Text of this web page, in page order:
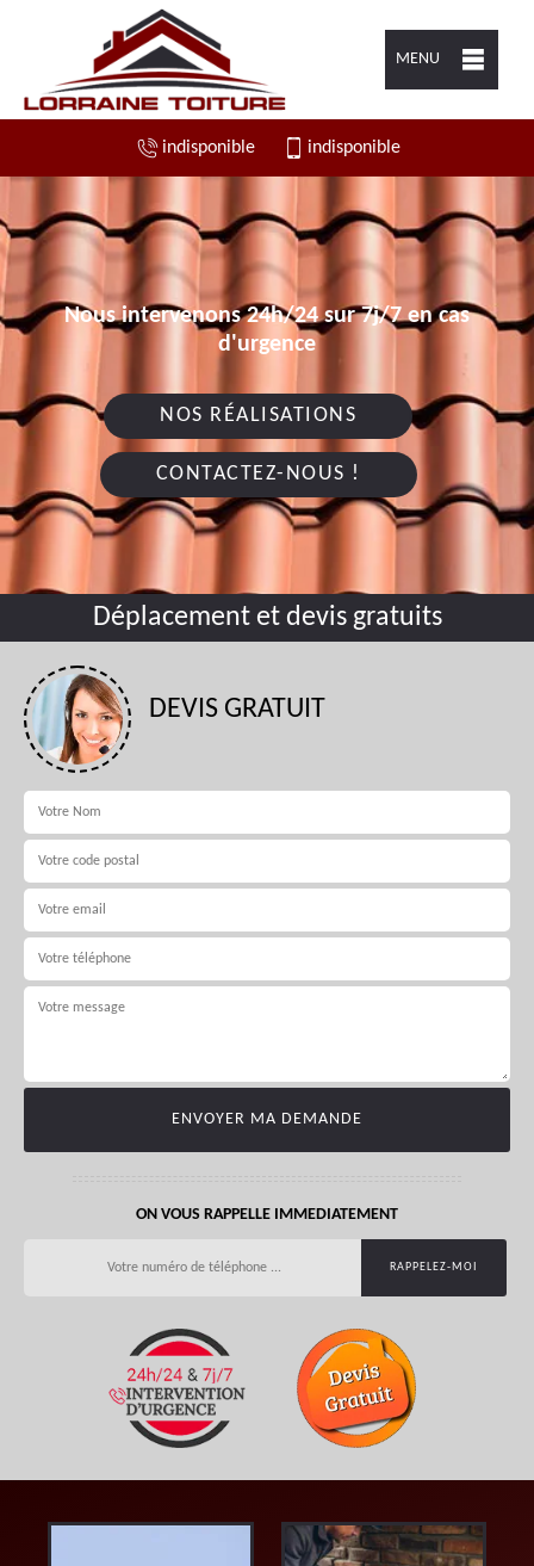
MENU
indisponible indisponible
Nous intervenons 24h/24 sur 7j/7 en cas
d'urgence
NOS RÉALISATIONS
CONTACTEZ-NOUS !
Déplacement et devis gratuits
DEVIS GRATUIT
ON VOUS RAPPELLE IMMEDIATEMENT